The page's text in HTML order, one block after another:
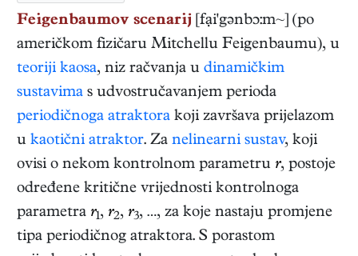
Feigenbaumov scenarij [fại'gənbɔ:m~] (po
američkom fizičaru Mitchellu Feigenbaumu), u
teoriji kaosa, niz račvanja u dinamičkim
sustavima s udvostručavanjem perioda
periodičnoga atraktora koji završava prijelazom
u kaotični atraktor. Za nelinearni sustav, koji
ovisi o nekom kontrolnom parametru r, postoje
određene kritične vrijednosti kontrolnoga
parametra r1, r2, r3, …, za koje nastaju promjene
tipa periodičnog atraktora. S porastom